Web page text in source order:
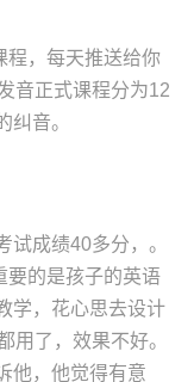
程，每天推送给你
音正式课程分为12
纠音。
试成绩40多分，。
要的是孩子的英语
学，花心思去设计
用了，效果不好。
他，他觉得有意